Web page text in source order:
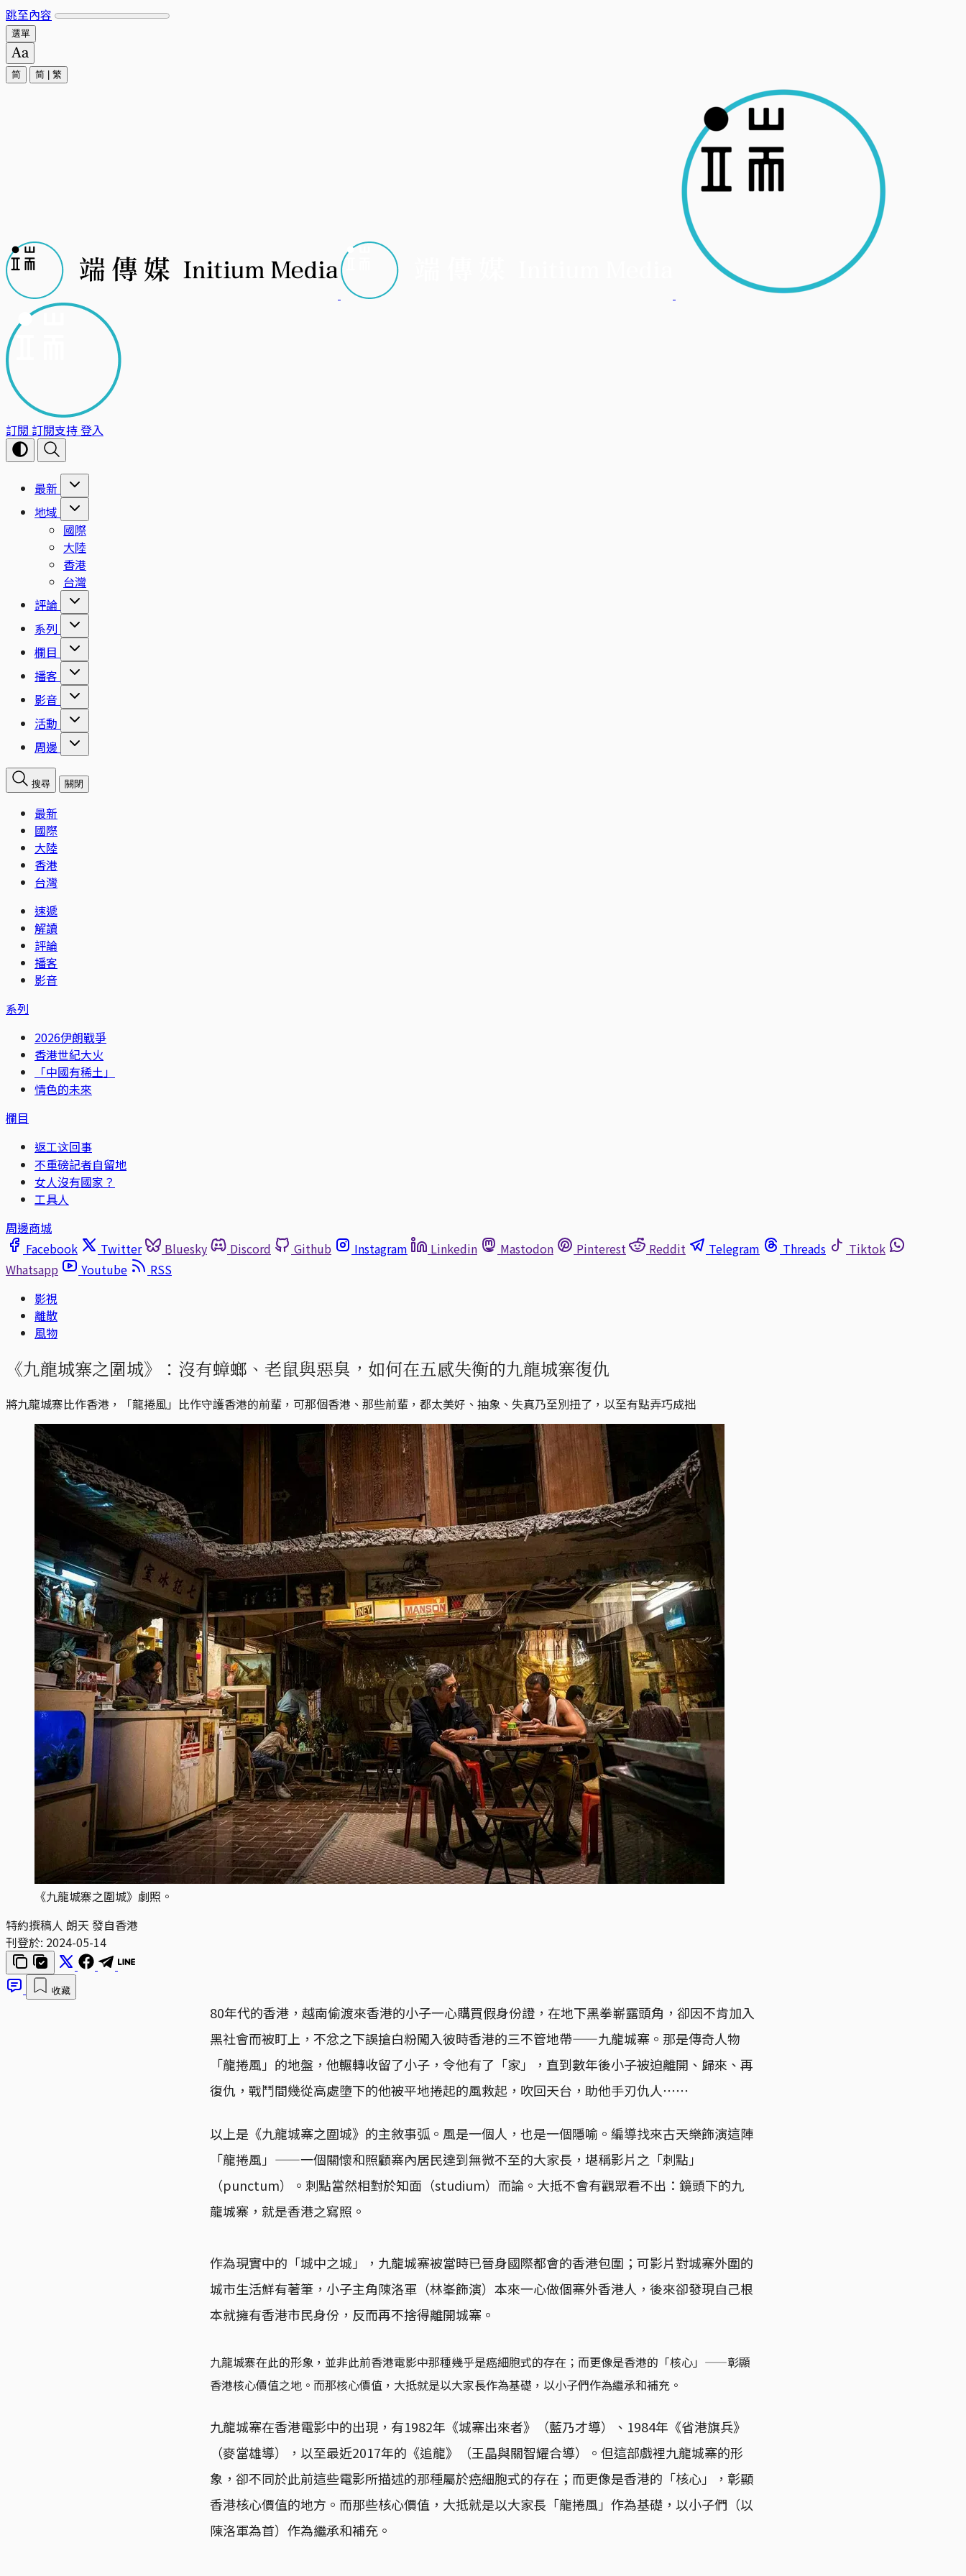
跳至內容
選單
简 简 繁
訂閱 訂閱支持登入
最新
地域
國際
大陸
香港
台灣
評論
系列
欄目
播客
影音
活動
周邊
搜尋 關閉
最新
國際
大陸
香港
台灣
速遞
解讀
評論
播客
影音
系列
2026伊朗戰爭
香港世紀大火
「中國有稀土」
情色的未來
欄目
返工这回事
不重磅記者自留地
女人沒有國家？
工具人
周邊商城
Facebook
Twitter Bluesky Discord Github Instagram Linkedin Mastodon Pinterest Reddit Telegram Threads
Tiktok
Whatsapp
Youtube
RSS
影視
離散
風物
《九龍城寨之圍城》：沒有蟑螂、老鼠與惡臭，如何在五感失衡的九龍城寨復仇
將九龍城寨比作香港，「龍捲風」比作守護香港的前輩，可那個香港、那些前輩，都太美好、抽象、失真乃至別扭了，以至有點弄巧成拙
《九龍城寨之圍城》劇照。
特約撰稿人 朗天 發自香港
刊登於: 2024-05-14
收藏
80年代的香港，越南偷渡來香港的小子一心購買假身份證，在地下黑拳嶄露頭角，卻因不肯加入
黑社會而被盯上，不忿之下誤搶白粉闖入彼時香港的三不管地帶——九龍城寨。那是傳奇人物
「龍捲風」的地盤，他輾轉收留了小子，令他有了「家」，直到數年後小子被迫離開、歸來、再
復仇，戰鬥間幾從高處墮下的他被平地捲起的風救起，吹回天台，助他手刃仇人⋯⋯
以上是《九龍城寨之圍城》的主敘事弧。風是一個人，也是一個隱喻。編導找來古天樂飾演這陣
「龍捲風」——一個關懷和照顧寨內居民達到無微不至的大家長，堪稱影片之「刺點」
（punctum）。刺點當然相對於知面（studium）而論。大抵不會有觀眾看不出：鏡頭下的九
龍城寨，就是香港之寫照。
作為現實中的「城中之城」，九龍城寨被當時已晉身國際都會的香港包圍；可影片對城寨外圍的
城市生活鮮有著筆，小子主角陳洛軍（林峯飾演）本來一心做個寨外香港人，後來卻發現自己根
本就擁有香港市民身份，反而再不捨得離開城寨。
九龍城寨在此的形象，並非此前香港電影中那種幾乎是癌細胞式的存在；而更像是香港的「核心」——彰顯
香港核心價值之地。而那核心價值，大抵就是以大家長作為基礎，以小子們作為繼承和補充。
九龍城寨在香港電影中的出現，有1982年《城寨出來者》（藍乃才導）、1984年《省港旗兵》
（麥當雄導），以至最近2017年的《追龍》（王晶與關智耀合導）。但這部戲裡九龍城寨的形
象，卻不同於此前這些電影所描述的那種屬於癌細胞式的存在；而更像是香港的「核心」，彰顯
香港核心價值的地方。而那些核心價值，大抵就是以大家長「龍捲風」作為基礎，以小子們（以
陳洛軍為首）作為繼承和補充。